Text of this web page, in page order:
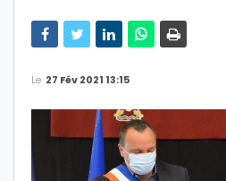
Le 27 Fév 2021 13:15